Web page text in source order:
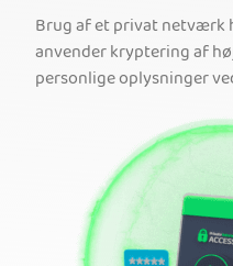
Brug af et privat netværk
anvender kryptering af
personlige oplysninger